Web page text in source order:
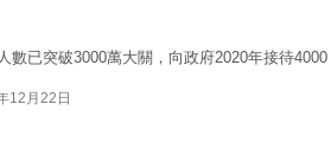
數已突破3000萬大關，向政府2020年接待4000
12月22日